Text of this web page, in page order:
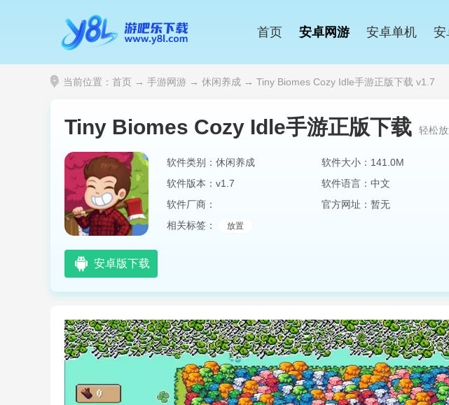
首页 安卓网游 安卓单机 安
当前位置： 首页 → 手游网游 → 休闲养成 → Tiny Biomes Cozy Idle手游正版下载 v1.7
Tiny Biomes Cozy Idle手游正版下载 轻松
软件类别：休闲养成 软件大小：141.0M
软件版本：v1.7
软件语言：中文
软件厂商：
官方网址：暂无
相关标签：
放置
安卓版下载